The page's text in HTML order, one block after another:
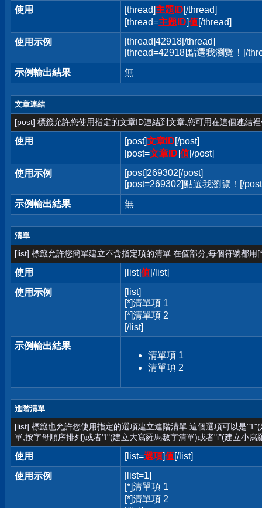
使用 [thread]主題ID[/thread]
[thread=主題ID]值[/thread]
使用示例
[thread]42918[/thread]
[thread=42918]點選我瀏覽！[/
示例輸出結果
無
文章連結
[post] 標籤允許您使用指定的文章ID連結到文章.您可用在這個連結
使用 [post]文章ID[/post]
[post=文章ID]值[/post]
使用示例
[post]269302[/post]
[post=269302]點選我瀏覽！[/
示例輸出結果
無
清單
[list] 標籤允許您簡單建立不含指定項的清單.在值部分,每個符號都用
使用 [list]值[/list]
使用示例
[list]
[*]清單項 1
[*]清單項 2
[/list]
示例輸出結果
清單項 1
清單項 2
進階清單
[list] 標籤也允許您使用指定的選項建立進階清單.這個選項可以是
單,按字母順序排列)或者"I"(建立大寫羅馬數字清單)或者"i"(建立小寫
使用 [list=選項]值[/list]
使用示例
[list=1]
[*]清單項 1
[*]清單項 2